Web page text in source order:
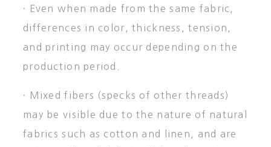
· Even when made from the same fabric,
differences in color, thickness, tension,
and printing may occur depending on the
production period.
· Mixed fibers (specks of other threads)
may be visible due to the nature of natural
fabrics such as cotton and linen, and are